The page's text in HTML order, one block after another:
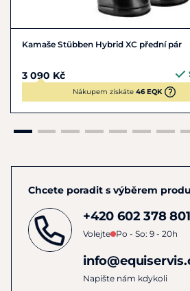
Kamaše Stübben Hybrid XC přední pár
3 090 Kč
Nákupem získáte46 EQK
Chcete poradit s výběrem
+420 602 378 801
Volejte Po - So: 9 - 20h
Napište nám kdykoli